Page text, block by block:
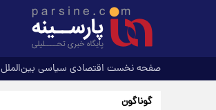
صفحه نخست اقتصادی سیاسی بین‌الملل
گوناگون